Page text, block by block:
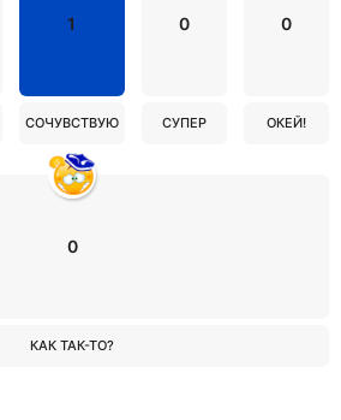
1
СОЧУВСТВУЮ
0
СУПЕР
0
ОКЕЙ!
0
КАК ТАК-ТО?